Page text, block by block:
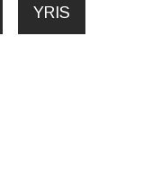
YRIS